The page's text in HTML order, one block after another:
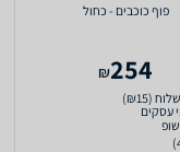
פוף כוכבים - כחול
254
₪
(₪15)